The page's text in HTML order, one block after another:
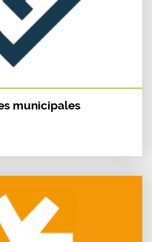
municipales